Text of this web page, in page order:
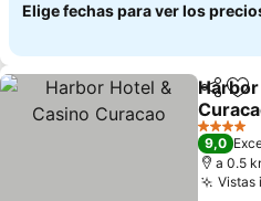
Elige fechas para ver los
Ver
4 Estrellas
9,0
a 0.5
Vistas